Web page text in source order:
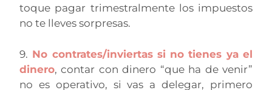
toque pagar trimestralmente los impuestos
no te lleves sorpresas.
9. No contrates/inviertas si no tienes ya el
dinero, contar con dinero “que ha de venir”
no es operativo, si vas a delegar, primero